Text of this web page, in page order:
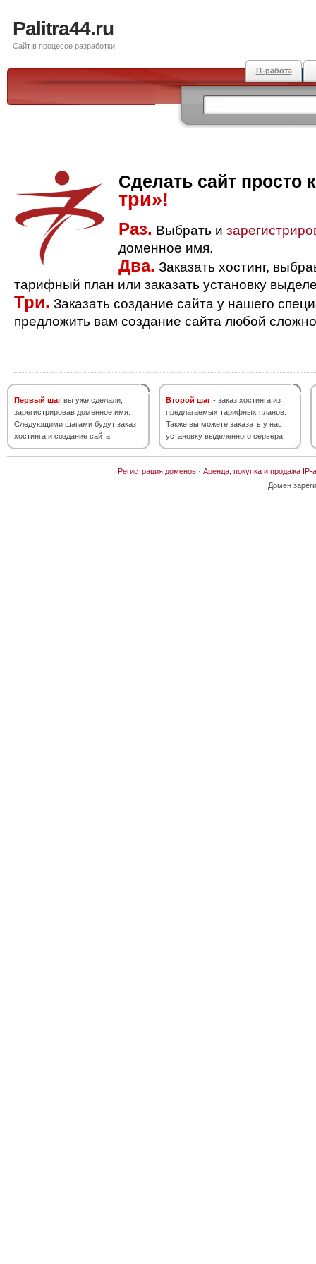
Palitra44.ru
Сайт в процессе разработки
IT-работа
Сделать сайт просто
три»!
Раз. Выбрать и
доменное имя.
Два. Заказать хостинг,
тарифный план или заказать установку
Три. Заказать создание сайта у нашего
предложить вам создание сайта любой
Первый шаг вы уже сделали,
зарегистрировав доменное имя.
Следующими шагами будут заказ
хостинга и создание сайта.
Второй шаг - заказ хостинга из
предлагаемых тарифных планов.
Также вы можете заказать у нас
установку выделенного сервера.
Регистрация доменов· Аренда, покупка и продажа IP-
Домен